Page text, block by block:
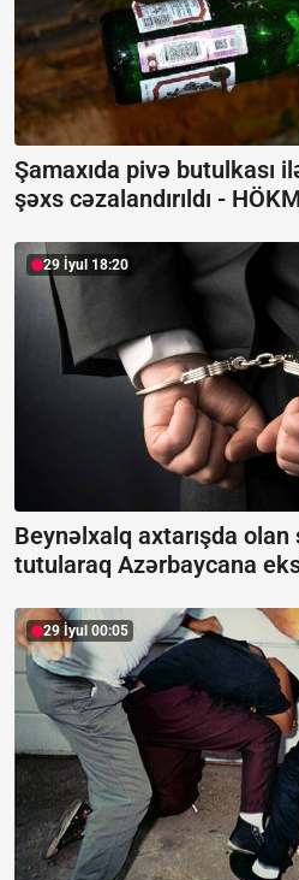
Şamaxıda pivə butulkası
şəxs cəzalandırıldı -
29 İyul 18:20
Beynəlxalq axtarışda
tutularaq Azərbaycana
29 İyul 00:05